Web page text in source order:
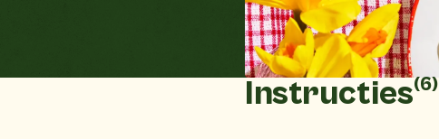
Instructies(6)